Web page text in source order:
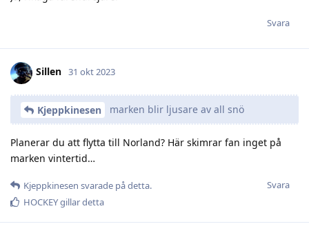
Svara
Sillen 31 okt 2023
Kjeppkinesen marken blir ljusare av all snö
Planerar du att flytta till Norland? Här skimrar fan inget på
marken vintertid…
Svara
Kjeppkinesen svarade på detta.
HOCKEYgillar detta